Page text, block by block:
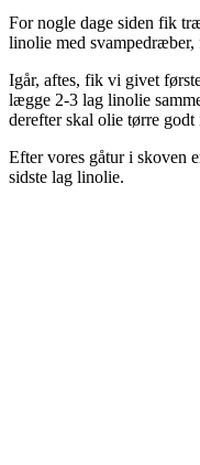
For nogle dage siden fik
linolie med
Igår, aftes, fik vi givet
lægge 2-3 lag linolie
derefter skal olie tørre
Efter vores gåtur i skoven
sidste lag linolie.